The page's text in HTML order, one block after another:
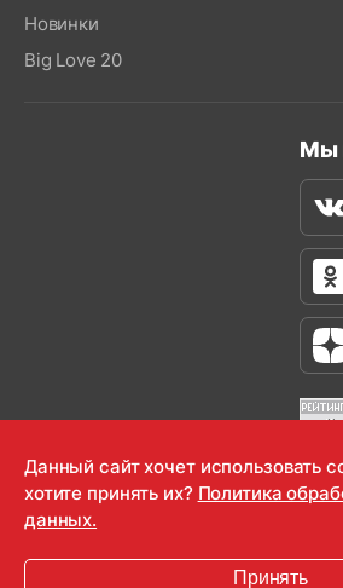
Новинки
Big Love 20
Мы
OOO "Радио-Любовь" 2000-2026
Данный сайт хочет использовать
хотите принять их? Политика
данных.
Принять